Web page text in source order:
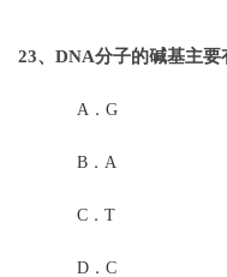
23、DNA分子的碱基主要
A． G
B． A
C． T
D． C